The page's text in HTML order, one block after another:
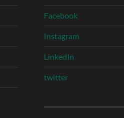
Facebook
Instagram
LinkedIn
twitter